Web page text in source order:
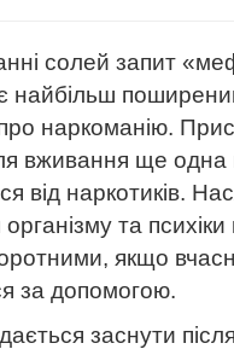
солей запит
найбільш
наркоманію.
вживання ще
від наркотиків.
та
якщо
за допомогою.
заснути після